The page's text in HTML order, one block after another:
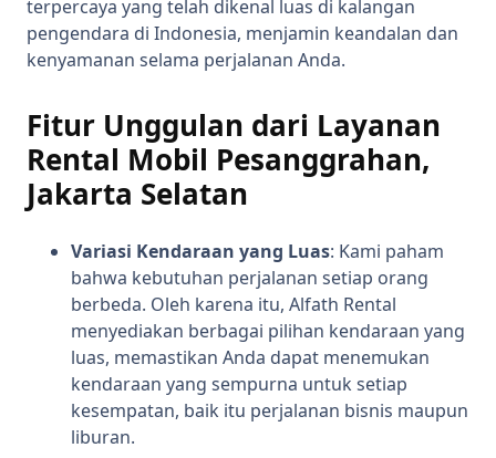
terpercaya yang telah dikenal luas di kalangan
pengendara di Indonesia, menjamin keandalan dan
kenyamanan selama perjalanan Anda.
Fitur Unggulan dari Layanan
Rental Mobil Pesanggrahan,
Jakarta Selatan
Variasi Kendaraan yang Luas: Kami paham
bahwa kebutuhan perjalanan setiap orang
berbeda. Oleh karena itu, Alfath Rental
menyediakan berbagai pilihan kendaraan yang
luas, memastikan Anda dapat menemukan
kendaraan yang sempurna untuk setiap
kesempatan, baik itu perjalanan bisnis maupun
liburan.